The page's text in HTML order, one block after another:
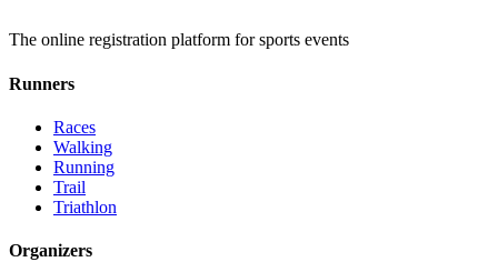
The online registration platform for sports events
Runners
Races
Walking
Running
Trail
Triathlon
Organizers